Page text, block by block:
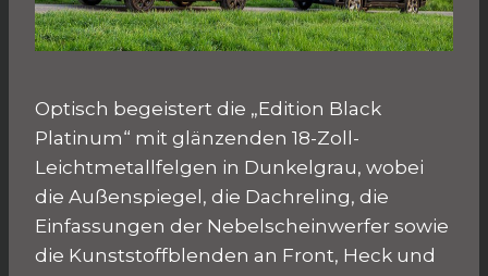
Optisch begeistert die „Edition Black
Platinum“ mit glänzenden 18-Zoll-
Leichtmetallfelgen in Dunkelgrau, wobei
die Außenspiegel, die Dachreling, die
Einfassungen der Nebelscheinwerfer sowie
die Kunststoffblenden an Front, Heck und